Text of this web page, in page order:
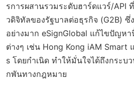
รการผสานรวมระดับฮาร์ดแวร์/API
วดิจิทัลของรัฐบาลต่อธุรกิจ (G2B) ซึ่
อย่างมาก eSignGlobal แก้ไขปัญห
ต่างๆ เช่น Hong Kong iAM Smart
s โดยกำเนิด ทำให้มั่นใจได้ถึงกระบ
กพันทางกฎหมาย